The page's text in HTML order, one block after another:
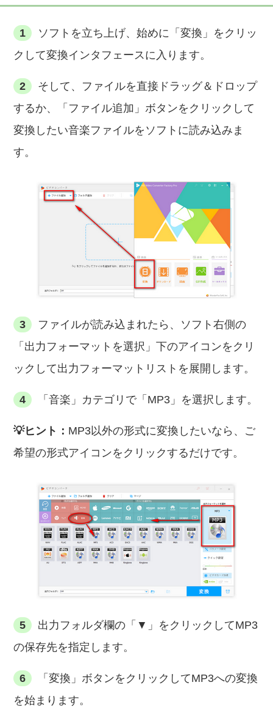
1
ソフトを立ち上げ、始めに「変換」をクリッ
クして変換インタフェースに入ります。
2
そして、ファイルを直接ドラッグ＆ドロップ
するか、「ファイル追加」ボタンをクリックして
変換したい音楽ファイルをソフトに読み込みま
す。
3
ファイルが読み込まれたら、ソフト右側の
「出力フォーマットを選択」下のアイコンをクリ
ックして出力フォーマットリストを展開します。
4 「音楽」カテゴリで「MP3」を選択します。
💡ヒント： MP3以外の形式に変換したいなら、ご
希望の形式アイコンをクリックするだけです。
5
出力フォルダ欄の「▼」をクリックしてMP3
の保存先を指定します。
6
「変換」ボタンをクリックしてMP3への変換
を始まります。